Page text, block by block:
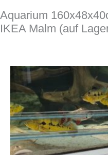
Aquarium
IKEA Malm (auf